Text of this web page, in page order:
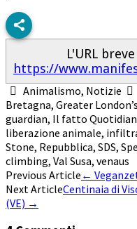
L'URL
https://
Animalismo, Notizie
Bretagna, Greater
guardian, Il fatto
liberazione animale,
Stone, Repubblica, SDS,
climbing, Val Susa, venaus
Post
navigation
Previous Article ←
Next ArticleCentinaia di
(VE) →